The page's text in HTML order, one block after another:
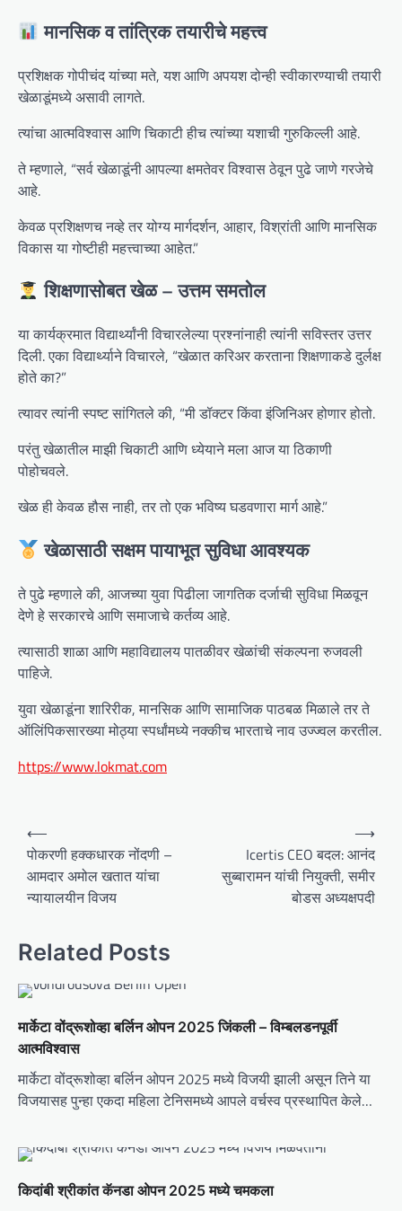
मानसिक व तांत्रिक तयारीचे महत्त्व
प्रशिक्षक गोपीचंद यांच्या मते, यश आणि अपयश दोन्ही स्वीकारण्याची तयारी
खेळाडूंमध्ये असावी लागते.
त्यांचा आत्मविश्वास आणि चिकाटी हीच त्यांच्या यशाची गुरुकिल्ली आहे.
ते म्हणाले, “सर्व खेळाडूंनी आपल्या क्षमतेवर विश्वास ठेवून पुढे जाणे गरजेचे
आहे.
केवळ प्रशिक्षणच नव्हे तर योग्य मार्गदर्शन, आहार, विश्रांती आणि मानसिक
विकास या गोष्टीही महत्त्वाच्या आहेत.”
शिक्षणासोबत खेळ – उत्तम समतोल
या कार्यक्रमात विद्यार्थ्यांनी विचारलेल्या प्रश्नांनाही त्यांनी सविस्तर उत्तर
दिली. एका विद्यार्थ्याने विचारले, “खेळात करिअर करताना शिक्षणाकडे दुर्लक्ष
होते का?”
त्यावर त्यांनी स्पष्ट सांगितले की, “मी डॉक्टर किंवा इंजिनिअर होणार होतो.
परंतु खेळातील माझी चिकाटी आणि ध्येयाने मला आज या ठिकाणी
पोहोचवले.
खेळ ही केवळ हौस नाही, तर तो एक भविष्य घडवणारा मार्ग आहे.”
खेळासाठी सक्षम पायाभूत सुविधा आवश्यक
ते पुढे म्हणाले की, आजच्या युवा पिढीला जागतिक दर्जाची सुविधा मिळवून
देणे हे सरकारचे आणि समाजाचे कर्तव्य आहे.
त्यासाठी शाळा आणि महाविद्यालय पातळीवर खेळांची संकल्पना रुजवली
पाहिजे.
युवा खेळाडूंना शारिरीक, मानसिक आणि सामाजिक पाठबळ मिळाले तर ते
ऑलिंपिकसारख्या मोठ्या स्पर्धांमध्ये नक्कीच भारताचे नाव उज्ज्वल करतील.
https://www.lokmat.com
o
n
a
v
i
g
a
t
o
n
⟵
पोकरणी हक्कधारक नोंदणी –
आमदार अमोल खतात यांचा
न्यायालयीन विजय
Icertis CEO बदल: आनंद
सुब्बारामन यांची नियुक्ती, समीर
बोडस अध्यक्षपदी
⟶
Related Posts
मार्केटा वोंद्रूशोव्हा बर्लिन ओपन 2025 जिंकली – विम्बलडनपूर्वी
आत्मविश्वास
मार्केटा वोंद्रूशोव्हा बर्लिन ओपन 2025 मध्ये विजयी झाली असून तिने या
विजयासह पुन्हा एकदा महिला टेनिसमध्ये आपले वर्चस्व प्रस्थापित केले…
किदांबी श्रीकांत कॅनडा ओपन 2025 मध्ये चमकला